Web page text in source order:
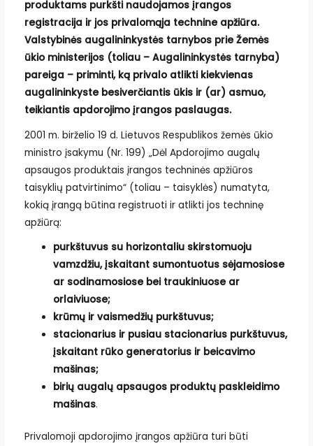
produktams purkšti naudojamos įrangos
registracija ir jos privalomąja technine apžiūra.
Valstybinės augalininkystės tarnybos prie Žemės
ūkio ministerijos (toliau – Augalininkystės tarnyba)
pareiga – priminti, ką privalo atlikti kiekvienas
augalininkyste besiverčiantis ūkis ir (ar) asmuo,
teikiantis apdorojimo įrangos paslaugas.
2001 m. birželio 19 d. Lietuvos Respublikos žemės ūkio
ministro įsakymu (Nr. 199) „Dėl Apdorojimo augalų
apsaugos produktais įrangos techninės apžiūros
taisyklių patvirtinimo“ (toliau – taisyklės) numatyta,
kokią įrangą būtina registruoti ir atlikti jos techninę
apžiūrą:
purkštuvus su horizontaliu skirstomuoju
vamzdžiu, įskaitant sumontuotus sėjamosiose
ar sodinamosiose bei traukiniuose ar
orlaiviuose;
krūmų ir vaismedžių purkštuvus;
stacionarius ir pusiau stacionarius purkštuvus,
įskaitant rūko generatorius ir beicavimo
mašinas;
birių augalų apsaugos produktų paskleidimo
mašinas.
Privalomoji apdorojimo įrangos apžiūra turi būti